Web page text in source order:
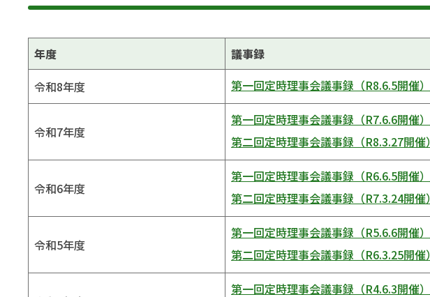
年度
議事録
令和8年度
第一回定時理事会議事録（R8.6.5開催）
令和7年度
第一回定時理事会議事録（R7.6.6開催）
第二回定時理事会議事録（R8.3.27開催）
令和6年度
第一回定時理事会議事録（R6.6.5開催）
第二回定時理事会議事録（R7.3.24開催）
令和5年度
第一回定時理事会議事録（R5.6.6開催）
第二回定時理事会議事録（R6.3.25開催）
第一回定時理事会議事録（R4.6.3開催）